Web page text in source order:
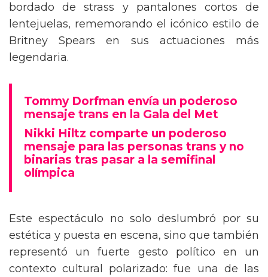
bordado de strass y pantalones cortos de
lentejuelas, rememorando el icónico estilo de
Britney Spears en sus actuaciones más
legendaria.
Tommy Dorfman envía un poderoso
mensaje trans en la Gala del Met
Nikki Hiltz comparte un poderoso
mensaje para las personas trans y no
binarias tras pasar a la semifinal
olímpica
Este espectáculo no solo deslumbró por su
estética y puesta en escena, sino que también
representó un fuerte gesto político en un
contexto cultural polarizado: fue una de las